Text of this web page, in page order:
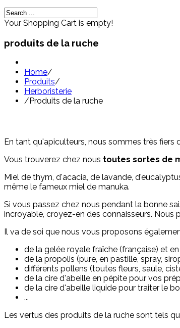
Your Shopping Cart is empty!
produits de la ruche
Home/
Produits/
Herboristerie
/ Produits de la ruche
En tant qu'apiculteurs, nous sommes très
Vous trouverez chez nous toutes sortes de
Miel de thym, d'acacia, de lavande,
même le fameux miel de manuka.
Si vous passez chez nous pendant la bonne
incroyable, croyez-en des connaisseurs. Nous
Il va de soi que nous vous proposons
de la gelée royale fraîche (française) et
de la propolis (pure, en pastille, spray,
différents pollens (toutes fleurs, saule,
de la cire d'abeille en pépite pour vos
de la cire d'abeille liquide pour traiter le
...
Les vertus des produits de la ruche sont tels